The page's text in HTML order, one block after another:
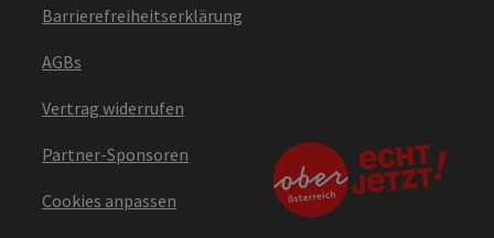
Barrierefreiheitserklärung
AGBs
Vertrag widerrufen
Partner-Sponsoren
Cookies anpassen